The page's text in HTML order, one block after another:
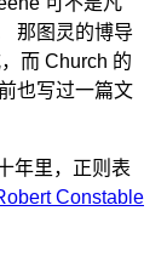
那图灵的博导
而 Church 的
也写过一篇文
年里，正则表
Constable